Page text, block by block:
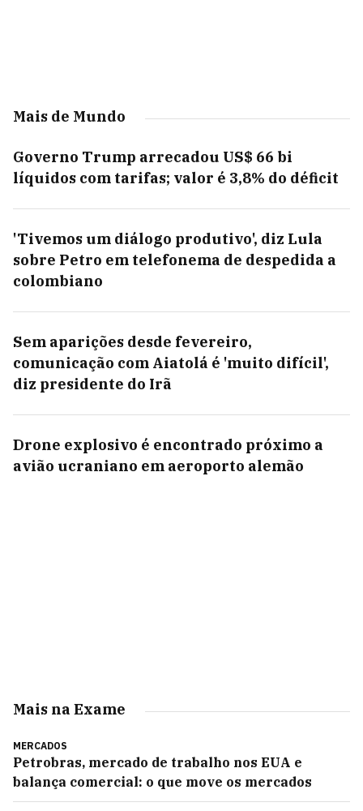
Mais de Mundo
Governo Trump arrecadou US$ 66 bi
líquidos com tarifas; valor é 3,8% do déficit
'Tivemos um diálogo produtivo', diz Lula
sobre Petro em telefonema de despedida a
colombiano
Sem aparições desde fevereiro,
comunicação com Aiatolá é 'muito difícil',
diz presidente do Irã
Drone explosivo é encontrado próximo a
avião ucraniano em aeroporto alemão
Mais na Exame
MERCADOS
Petrobras, mercado de trabalho nos EUA e
balança comercial: o que move os mercados